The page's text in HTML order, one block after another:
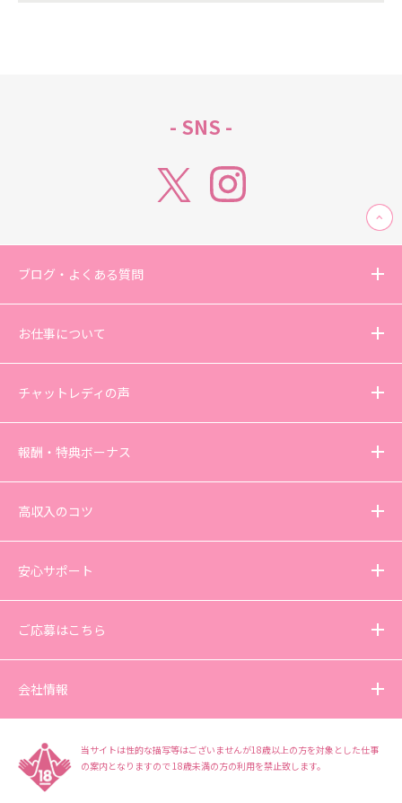
- SNS -
ブログ・よくある質問
お仕事について
チャットレディの声
報酬・特典ボーナス
高収入のコツ
安心サポート
ご応募はこちら
会社情報
当サイトは性的な描写等はございませんが18歳以上の方を対象とした仕事
の案内となりますので 18歳未満の方の利用を禁止致します。